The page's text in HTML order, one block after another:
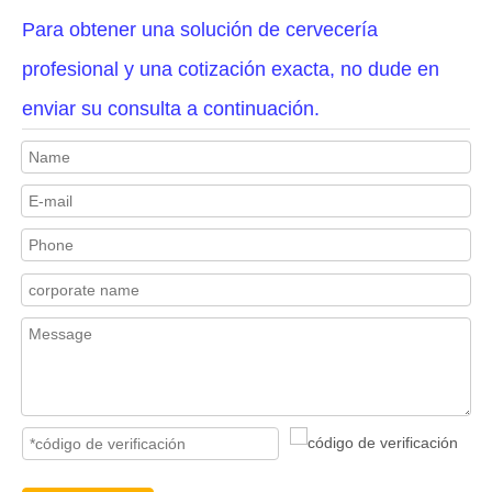
Para obtener una solución de cervecería
profesional y una cotización exacta, no dude en
enviar su consulta a continuación.